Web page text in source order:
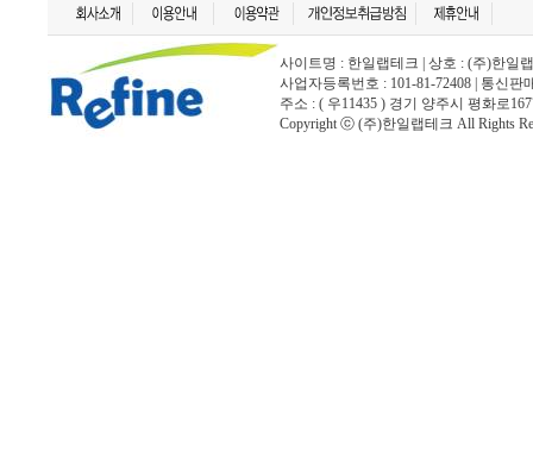
사이트명 : 한일랩테크 | 상호 : (주)한일
사업자등록번호 : 101-81-72408 | 통신
주소 : ( 우11435 ) 경기 양주시 평화로
Copyright ⓒ (주)한일랩테크 All Rights